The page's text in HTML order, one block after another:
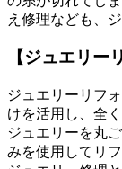
え修理なども、
【ジュエリー
ジュエリーリフ
けを活用し、全
ジュエリーを丸
みを使用してリ